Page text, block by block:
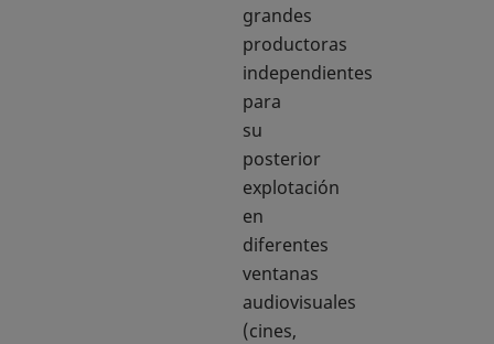
grandes
productoras
independientes
para
su
posterior
explotación
en
diferentes
ventanas
audiovisuales
(cines,